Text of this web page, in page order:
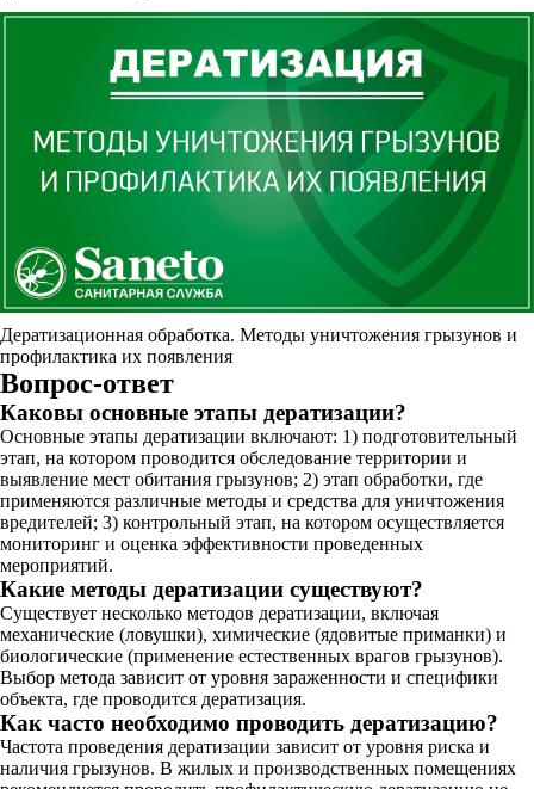
Дератизационная обработка. Методы уничтожения грызунов и
профилактика их появления
Вопрос-ответ
Каковы основные этапы дератизации?
Основные этапы дератизации включают: 1) подготовительный
этап, на котором проводится обследование территории и
выявление мест обитания грызунов; 2) этап обработки, где
применяются различные методы и средства для уничтожения
вредителей; 3) контрольный этап, на котором осуществляется
мониторинг и оценка эффективности проведенных
мероприятий.
Какие методы дератизации существуют?
Существует несколько методов дератизации, включая
механические (ловушки), химические (ядовитые приманки) и
биологические (применение естественных врагов грызунов).
Выбор метода зависит от уровня зараженности и специфики
объекта, где проводится дератизация.
Как часто необходимо проводить дератизацию?
Частота проведения дератизации зависит от уровня риска и
наличия грызунов. В жилых и производственных помещениях